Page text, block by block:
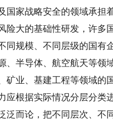
国家战略安全的领域承担
险大的基础性研发，许多
同规模、不同层级的国有
、半导体、航空航天等领
矿业、基建工程等领域的
应根据实际情况分层分类
泛而论，把不同层次、不